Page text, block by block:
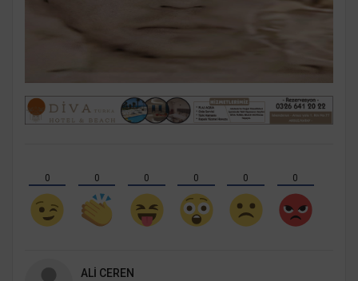
0 0 0 0 0 0
ALI CEREN